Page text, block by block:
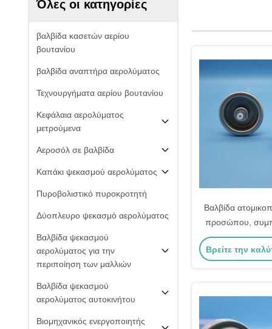
Όλες οι κατηγορίες
βαλβίδα κασετών αερίου
βουτανίου
βαλβίδα αναπτήρα αερολύματος
Τεχνουργήματα αερίου βουτανίου
Κεφάλαια αερολύματος
μετρούμενα
Αεροσόλ σε βαλβίδα
Καπάκι ψεκασμού αερολύματος
Πυροβολιστικό πυροκροτητή
Δύοπλευρο ψεκασμό αερολύματος
Βαλβίδα ψεκασμού
αερολύματος για την
περιποίηση των μαλλιών
Βαλβίδα ψεκασμού
αερολύματος αυτοκινήτου
Βιομηχανικός ενεργοποιητής
Βαλβίδα
προσώπου,
συσκευές
Βρείτε την